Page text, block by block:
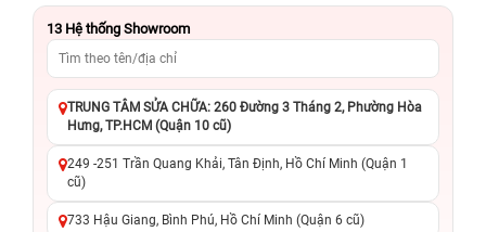
13 Hệ thống Showroom
TRUNG TÂM SỬA CHỮA: 260 Đường 3 Tháng 2, Phường Hòa
Hưng, TP.HCM (Quận 10 cũ)
249 -251 Trần Quang Khải, Tân Định, Hồ Chí Minh (Quận 1
cũ)
733 Hậu Giang, Bình Phú, Hồ Chí Minh (Quận 6 cũ)